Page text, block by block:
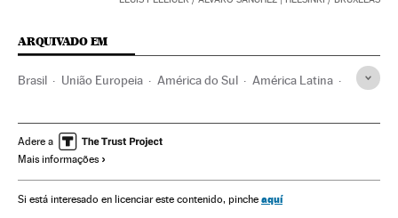
ARQUIVADO EM
Brasil União Europeia América do Sul América Latina
Bolas de Acero Tarragona
Comércio internacional Relações comerciais
Adere a
Mais informações
Si está interesado en licenciar este contenido, pinche aquí